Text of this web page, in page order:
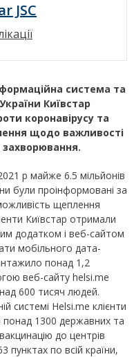
JSC
система та
Київстар
коронавірусу та
щодо важливості
р майже 6.5 мільйонів
були проінформовані за
щеплення
Київстар отримали
додатком і веб-сайтом
мобільного дата-
понад 1,2
веб-сайту helsi.me
600 тисяч людей.
системі Helsi.me клієнти
1300 державних та
до центрів
пунктах по всій країни,